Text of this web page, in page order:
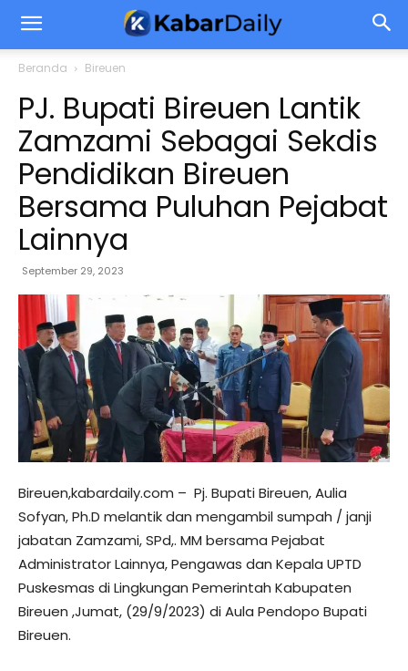
Beranda Bireuen
PJ. Bupati Bireuen Lantik
Zamzami Sebagai Sekdis
Pendidikan Bireuen
Bersama Puluhan Pejabat
Lainnya
September 29, 2023
Bireuen,kabardaily.com – Pj. Bupati Bireuen, Aulia
Sofyan, Ph.D melantik dan mengambil sumpah / janji
jabatan Zamzami, SPd,. MM bersama Pejabat
Administrator Lainnya, Pengawas dan Kepala UPTD
Puskesmas di Lingkungan Pemerintah Kabupaten
Bireuen ,Jumat, (29/9/2023) di Aula Pendopo Bupati
Bireuen.